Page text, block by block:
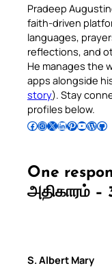
Pradeep
faith-driven
languages,
reflections, and
He manages the
apps alongside
story). Stay
profiles below.
Follow Pradeep on Facebook Follow Pradeep on InstagramFollow Pradeep on X Follow Pradeep on LinkedIn Follow Pradeep on Pinterest Subscribe to Pradeep’s Youtube Channel Follow Pradeep on WordPress Follow Pradeep on GitHub
One
அதிகாரம் –
S. Albert Mary